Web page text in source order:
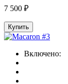
7 500 ₽
Купить
Включено: